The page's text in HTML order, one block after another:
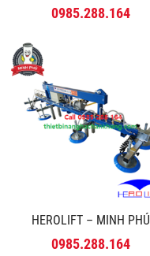
0985.288.164
HEROLIFT – MINH PHÚ
0985.288.164